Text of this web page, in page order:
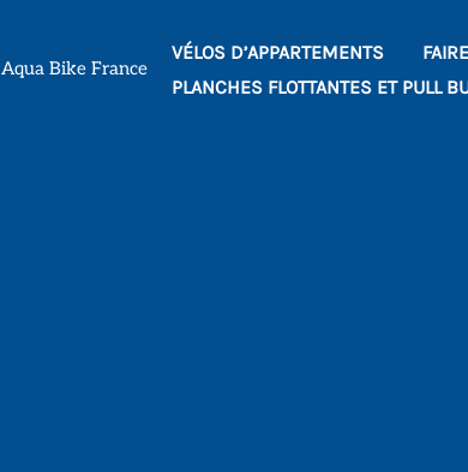
Aqua Bike France
VÉLOS D’APPARTEMENTS
PLANCHES FLOTTANTES ET PULL